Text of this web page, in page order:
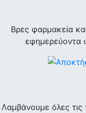
Βρες φαρμακεία
εφημερεύοντα
Λαμβάνουμε όλες τις